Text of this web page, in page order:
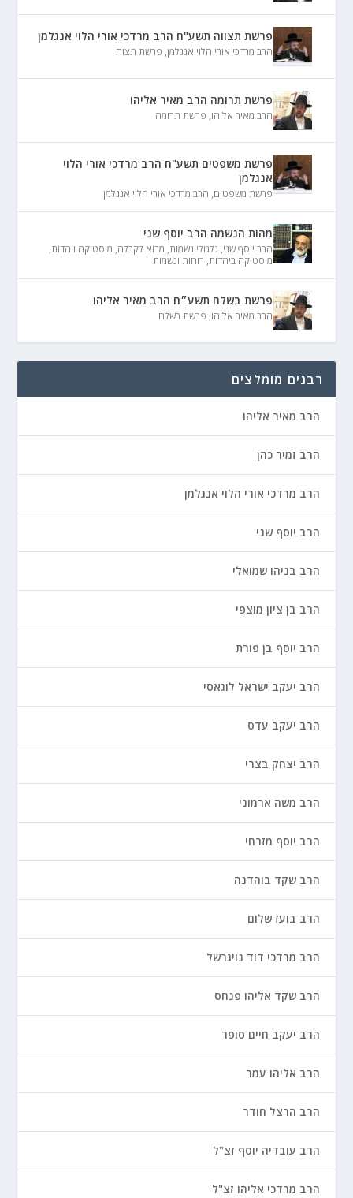
פרשת תצווה תשע"ח הרב מרדכי אורי הלוי אנגלמן
הרב מרדכי אורי הלוי אנגלמן, פרשת תצוה
פרשת תרומה הרב מאיר אליהו
הרב מאיר אליהו, פרשת תרומה
פרשת משפטים תשע"ח הרב מרדכי אורי הלוי
אנגלמן
פרשת משפטים, הרב מרדכי אורי הלוי אנגלמן
מהות הנשמה הרב יוסף שני
הרב יוסף שני, גלגולי נשמות, מבוא לקבלה, מיסטיקה ויהדות,
מיסטיקה ביהדות, רוחות ונשמות
פרשת בשלח תשע״ח הרב מאיר אליהו
הרב מאיר אליהו, פרשת בשלח
רבנים מומלצים
הרב מאיר אליהו
הרב זמיר כהן
הרב מרדכי אורי הלוי אנגלמן
הרב יוסף שני
הרב בניהו שמואלי
הרב בן ציון מוצפי
הרב יוסף בן פורת
הרב יעקב ישראל לוגאסי
הרב יעקב עדס
הרב יצחק בצרי
הרב משה ארמוני
הרב יוסף מזרחי
הרב שקד בוהדנה
הרב בועז שלום
הרב מרדכי דוד נויגרשל
הרב שקד אליהו פנחס
הרב יעקב חיים סופר
הרב אליהו עמר
הרב הרצל חודר
הרב עובדיה יוסף זצ"ל
הרב מרדכי אליהו זצ"ל